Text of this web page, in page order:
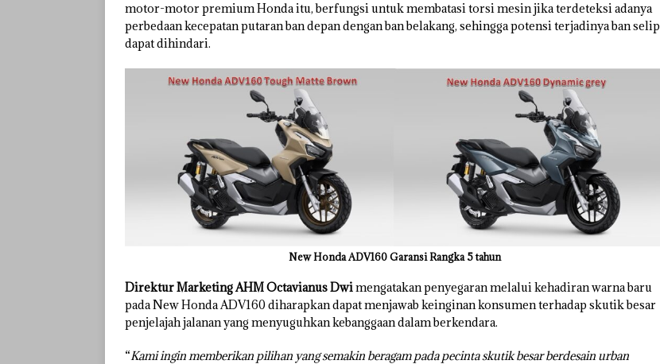
motor-motor premium Honda itu, berfungsi untuk membatasi torsi mesin jika terdeteksi adanya
perbedaan kecepatan putaran ban depan dengan ban belakang, sehingga potensi terjadinya ban selip
dapat dihindari.
New Honda ADV160 Garansi Rangka 5 tahun
Direktur Marketing AHM Octavianus Dwimengatakan penyegaran melalui kehadiran warna baru
pada New Honda ADV160 diharapkan dapat menjawab keinginan konsumen terhadap skutik besar
penjelajah jalanan yang menyuguhkan kebanggaan dalam berkendara.
“Kami ingin memberikan pilihan yang semakin beragam pada pecinta skutik besar berdesain urban